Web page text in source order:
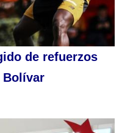
de refuerzos
Bolívar